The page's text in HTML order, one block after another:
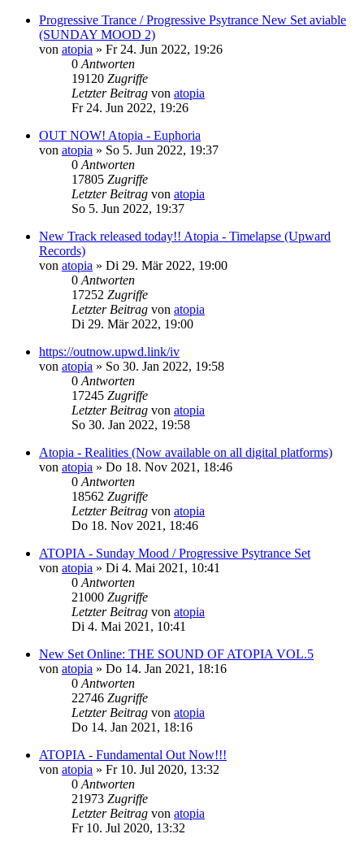
Progressive Trance / Progressive Psytrance New Set aviable
(SUNDAY MOOD 2)
von atopia » Fr 24. Jun 2022, 19:26
0 Antworten
19120 Zugriffe
Letzter Beitrag von atopia
Fr 24. Jun 2022, 19:26
OUT NOW! Atopia - Euphoria
von atopia » So 5. Jun 2022, 19:37
0 Antworten
17805 Zugriffe
Letzter Beitrag von atopia
So 5. Jun 2022, 19:37
New Track released today!! Atopia - Timelapse (Upward
Records)
von atopia » Di 29. Mär 2022, 19:00
0 Antworten
17252 Zugriffe
Letzter Beitrag von atopia
Di 29. Mär 2022, 19:00
https://outnow.upwd.link/iv
von atopia » So 30. Jan 2022, 19:58
0 Antworten
17245 Zugriffe
Letzter Beitrag von atopia
So 30. Jan 2022, 19:58
Atopia - Realities (Now available on all digital platforms)
von atopia » Do 18. Nov 2021, 18:46
0 Antworten
18562 Zugriffe
Letzter Beitrag von atopia
Do 18. Nov 2021, 18:46
ATOPIA - Sunday Mood / Progressive Psytrance Set
von atopia » Di 4. Mai 2021, 10:41
0 Antworten
21000 Zugriffe
Letzter Beitrag von atopia
Di 4. Mai 2021, 10:41
New Set Online: THE SOUND OF ATOPIA VOL.5
von atopia » Do 14. Jan 2021, 18:16
0 Antworten
22746 Zugriffe
Letzter Beitrag von atopia
Do 14. Jan 2021, 18:16
ATOPIA - Fundamental Out Now!!!
von atopia » Fr 10. Jul 2020, 13:32
0 Antworten
21973 Zugriffe
Letzter Beitrag von atopia
Fr 10. Jul 2020, 13:32